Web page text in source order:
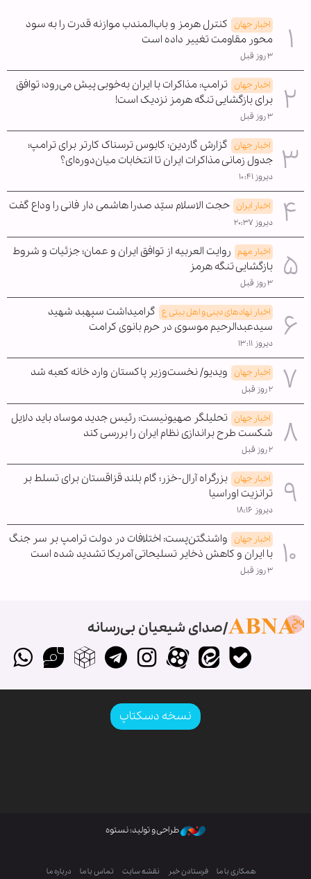
اخبار جهان کنترل هرمز و باب‌المندب موازنه قدرت را به سود
محور مقاومت تغییر داده است
۳ روز قبل
اخبار جهان ترامپ: مذاکرات با ایران به‌خوبی پیش می‌رود؛ توافق
برای بازگشایی تنگه هرمز نزدیک است!
۳ روز قبل
اخبار جهان گزارش گاردین: کابوس ترسناک کارتر برای ترامپ؛
جدول زمانی مذاکرات ایران تا انتخابات میان‌دوره‌ای؟
دیروز ۱۰:۴۱
اخبار ایران حجت الاسلام سیّد صدرا هاشمی دار فانی را وداع گفت
دیروز ۲۰:۳۷
اخبار مهم روایت العربیه از توافق ایران و عمان؛ جزئیات و شروط
بازگشایی تنگه هرمز
۳ روز قبل
اخبار نهادهای دینی و اهل بیتی ع گرامیداشت سپهبد شهید
سیدعبدالرحیم موسوی در حرم بانوی کرامت
دیروز ۱۳:۱۱
اخبار جهان ویدیو/ نخست‌وزیر پاکستان وارد خانه کعبه شد
۲ روز قبل
اخبار جهان تحلیلگر صهیونیست: رئیس جدید موساد باید دلایل
شکست طرح براندازی نظام ایران را بررسی کند
۲ روز قبل
اخبار جهان بزرگراه آرال-خزر؛ گام بلند قزاقستان برای تسلط بر
ترانزیت اوراسیا
دیروز ۱۸:۱۶
اخبار جهان واشنگتن‌پست: اختلافات در دولت ترامپ بر سر جنگ
با ایران و کاهش ذخایر تسلیحاتی آمریکا تشدید شده است
۳ روز قبل
صدای شیعیان بی‌رسانه
نسخه دسکتاپ
طراحی و تولید: نستوه
همکاری با ما فرستادن خبر نقشه سایت تماس با ما درباره ما